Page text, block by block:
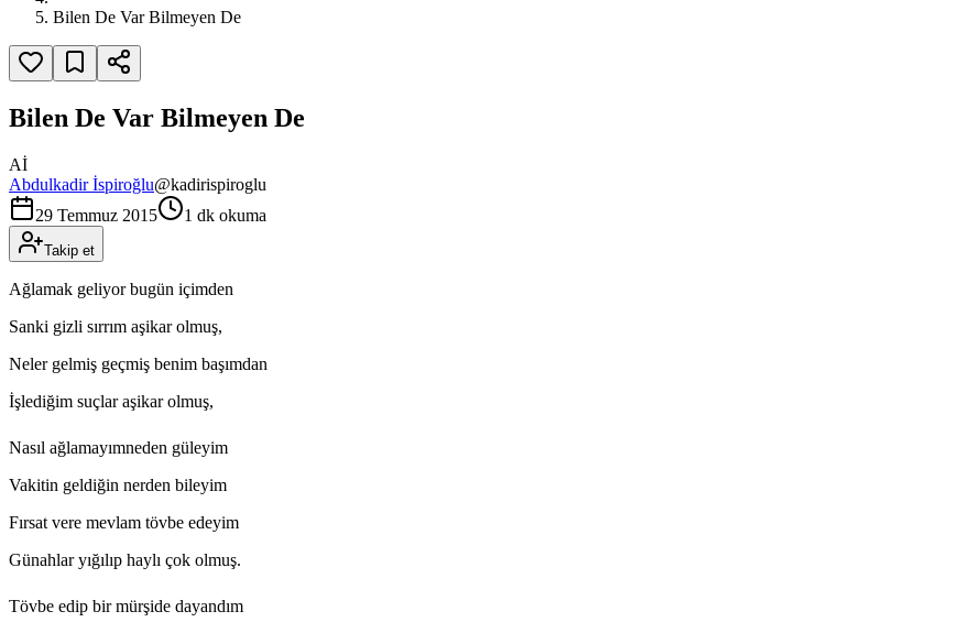
Bilen De Var Bilmeyen De
Bilen De Var Bilmeyen De
Aİ
Abdulkadir İspiroğlu@kadirispiroglu
29 Temmuz 2015
1 dk okuma
Takip et
Ağlamak geliyor bugün içimden
Sanki gizli sırrım aşikar olmuş,
Neler gelmiş geçmiş benim başımdan
İşlediğim suçlar aşikar olmuş,
Nasıl ağlamayımneden güleyim
Vakitin geldiğin nerden bileyim
Fırsat vere mevlam tövbe edeyim
Günahlar yığılıp haylı çok olmuş.
Tövbe edip bir mürşide dayandım